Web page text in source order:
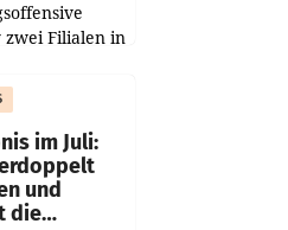
Filialen in
liegen in
im Juli:
und
die